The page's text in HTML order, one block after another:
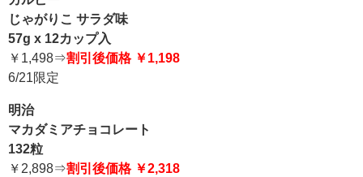
じゃがりこ サラダ味
57g x 12カップ入
￥1,498⇒割引後価格 ￥1,198
6/21限定
明治
マカダミアチョコレート
132粒
￥2,898⇒割引後価格 ￥2,318